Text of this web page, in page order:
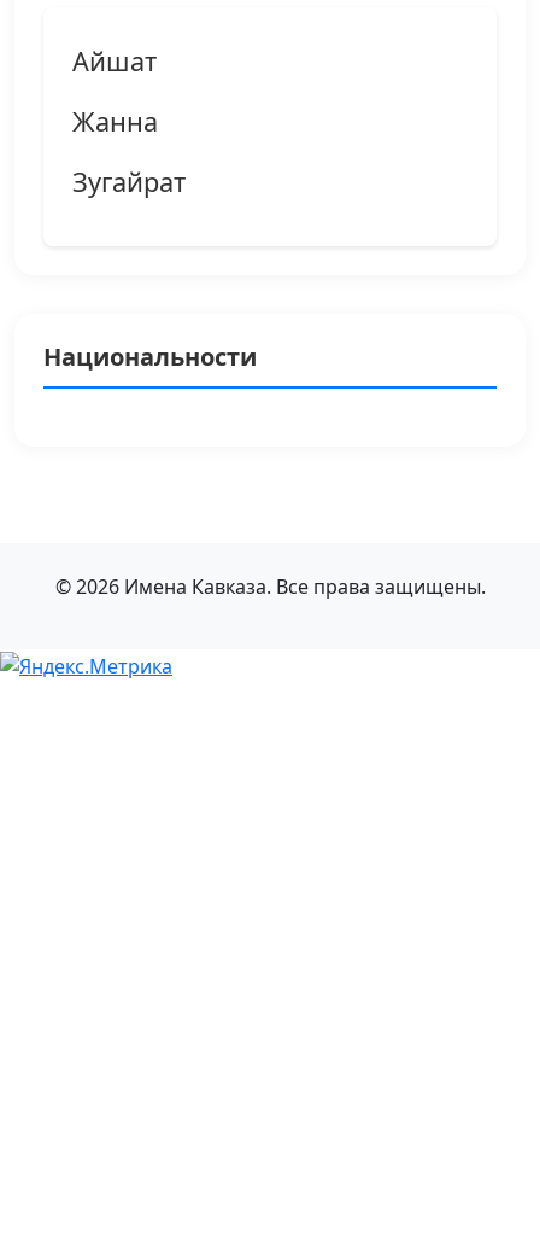
Айшат
Жанна
Зугайрат
Национальности
© 2026 Имена Кавказа. Все права защищены.